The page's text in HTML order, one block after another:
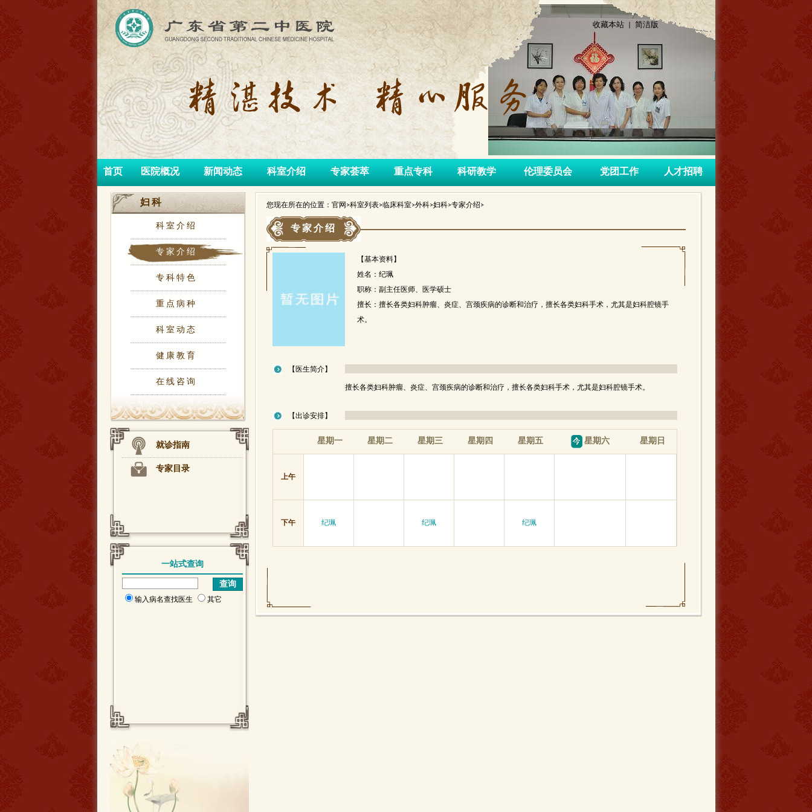
收藏本站 | 简洁版
首页 医院概况 新闻动态 科室介绍 专家荟萃 重点专科 科研教学 伦理委员会 党团工作 人才招聘
妇科
科室介绍
专家介绍
专科特色
重点病种
科室动态
健康教育
在线咨询
就诊指南
专家目录
一站式查询
输入病名查找医生 其它
您现在所在的位置：官网>科室列表>临床科室>外科>妇科>专家介绍>
专家介绍
【基本资料】
姓名：纪珮
职称：副主任医师、医学硕士
擅长：擅长各类妇科肿瘤、炎症、宫颈疾病的诊断和治疗，擅长各类妇科手术，尤其是妇科腔镜手
术。
【医生简介】
擅长各类妇科肿瘤、炎症、宫颈疾病的诊断和治疗，擅长各类妇科手术，尤其是妇科腔镜手术。
【出诊安排】
星期一 星期二 星期三 星期四 星期五 星期六 星期日
上午
下午 纪珮 纪珮 纪珮